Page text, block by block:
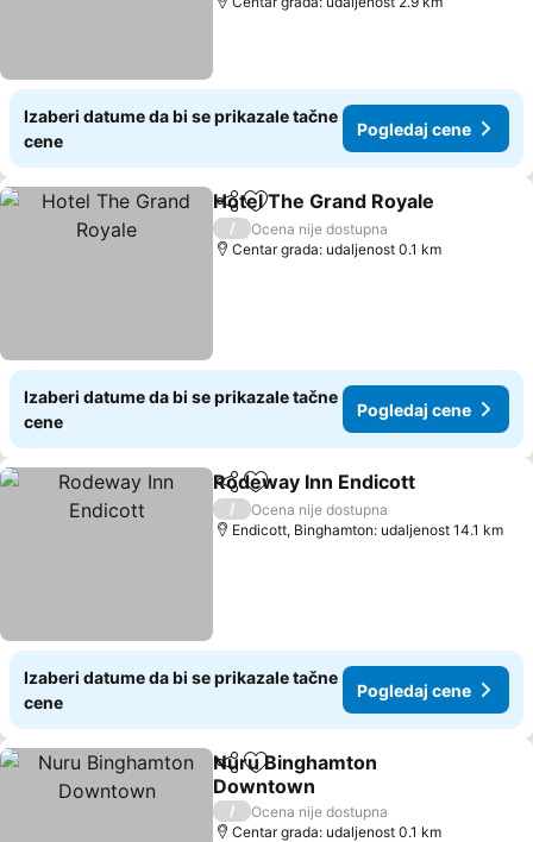
Izaberi datume da bi se prikazale tačne
cene
Pogledaj cene
Deli Dodati u favorite
Hotel The Grand Royale
/
Ocena nije dostupna
Centar grada: udaljenost 0.1 km
Izaberi datume da bi se prikazale tačne
cene
Pogledaj cene
Deli Dodati u favorite
Rodeway Inn Endicott
/
Ocena nije dostupna
Endicott, Binghamton: udaljenost 14.1 km
Izaberi datume da bi se prikazale tačne
cene
Pogledaj cene
Deli Dodati u favorite
Nuru Binghamton
Downtown
/
Ocena nije dostupna
Centar grada: udaljenost 0.1 km